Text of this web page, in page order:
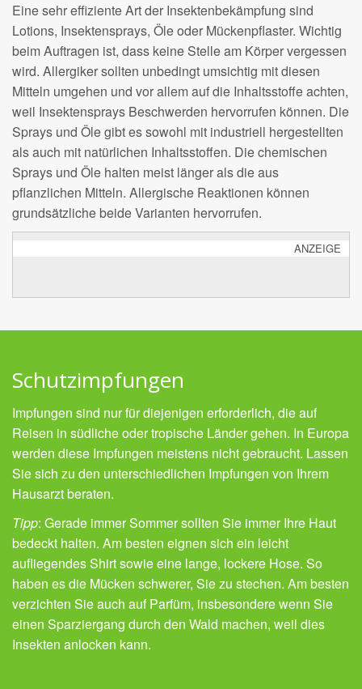
Eine sehr effiziente Art der Insektenbekämpfung sind
Lotions, Insektensprays, Öle oder Mückenpflaster. Wichtig
beim Auftragen ist, dass keine Stelle am Körper vergessen
wird. Allergiker sollten unbedingt umsichtig mit diesen
Mitteln umgehen und vor allem auf die Inhaltsstoffe achten,
weil Insektensprays Beschwerden hervorrufen können. Die
Sprays und Öle gibt es sowohl mit industriell hergestellten
als auch mit natürlichen Inhaltsstoffen. Die chemischen
Sprays und Öle halten meist länger als die aus
pflanzlichen Mitteln. Allergische Reaktionen können
grundsätzliche beide Varianten hervorrufen.
ANZEIGE
Schutzimpfungen
Impfungen sind nur für diejenigen erforderlich, die auf
Reisen in südliche oder tropische Länder gehen. In Europa
werden diese Impfungen meistens nicht gebraucht. Lassen
Sie sich zu den unterschiedlichen Impfungen von Ihrem
Hausarzt beraten.
Tipp: Gerade immer Sommer sollten Sie immer Ihre Haut
bedeckt halten. Am besten eignen sich ein leicht
aufliegendes Shirt sowie eine lange, lockere Hose. So
haben es die Mücken schwerer, Sie zu stechen. Am besten
verzichten Sie auch auf Parfüm, insbesondere wenn Sie
einen Sparziergang durch den Wald machen, weil dies
Insekten anlocken kann.